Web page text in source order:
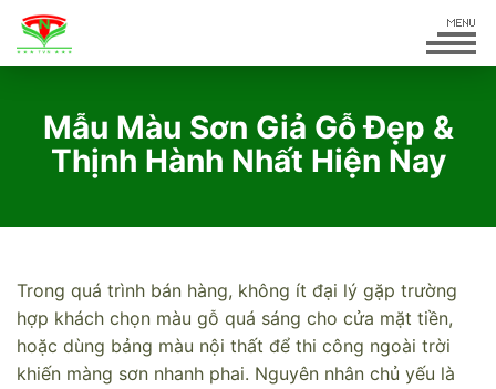
Mẫu Màu Sơn Giả Gỗ Đẹp &
Thịnh Hành Nhất Hiện Nay
Trong quá trình bán hàng, không ít đại lý gặp trường
hợp khách chọn màu gỗ quá sáng cho cửa mặt tiền,
hoặc dùng bảng màu nội thất để thi công ngoài trời
khiến màng sơn nhanh phai. Nguyên nhân chủ yếu là